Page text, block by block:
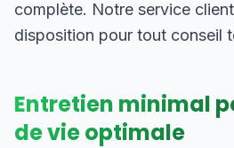
complète. Notre service
disposition pour tout conseil
Entretien minimal
de vie optimale